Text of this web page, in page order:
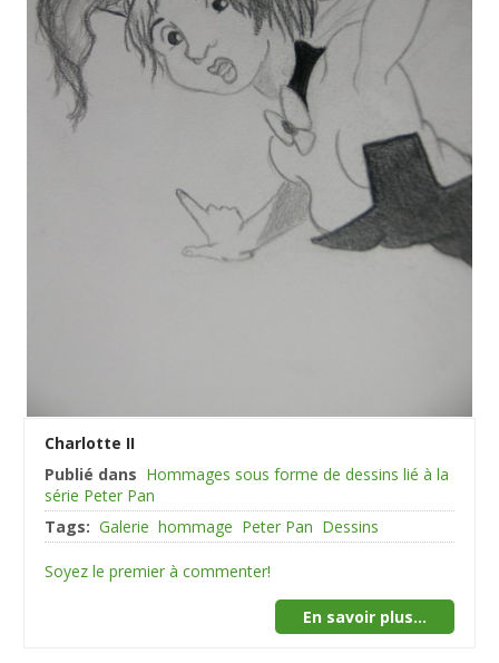
Charlotte II
Publié dans Hommages sous forme de dessins lié à la
série Peter Pan
Tags: Galerie hommage Peter Pan Dessins
Soyez le premier à commenter!
En savoir plus...